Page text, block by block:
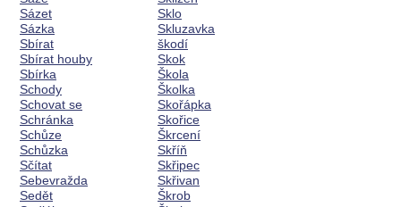
Sázet
Sázka
Sbírat
Sbírat houby
Sbírka
Schody
Schovat se
Schránka
Schůze
Schůzka
Sčítat
Sebevražda
Sedět
Sklo
Skluzavka
škodí
Skok
Škola
Školka
Skořápka
Skořice
Škrcení
Skříň
Skřipec
Skřivan
Škrob